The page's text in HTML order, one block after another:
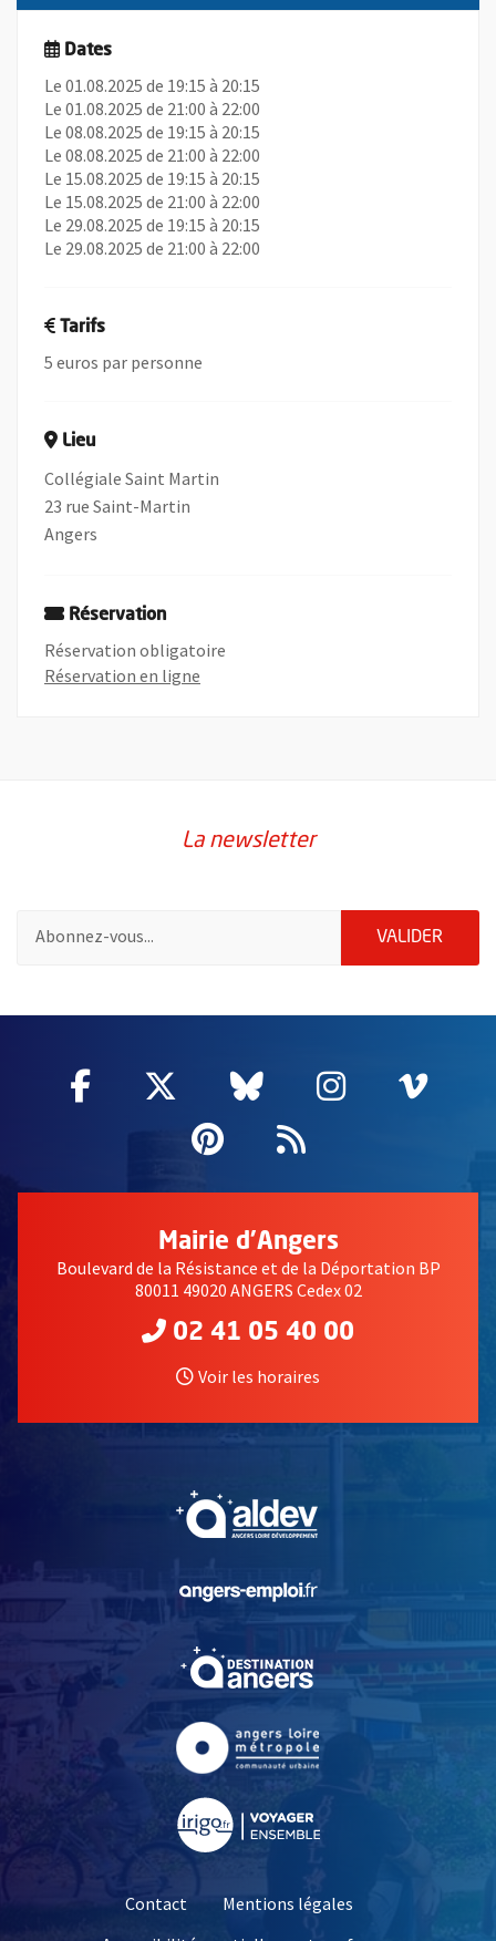
Dates
Le 01.08.2025 de 19:15 à 20:15
Le 01.08.2025 de 21:00 à 22:00
Le 08.08.2025 de 19:15 à 20:15
Le 08.08.2025 de 21:00 à 22:00
Le 15.08.2025 de 19:15 à 20:15
Le 15.08.2025 de 21:00 à 22:00
Le 29.08.2025 de 19:15 à 20:15
Le 29.08.2025 de 21:00 à 22:00
Tarifs
5 euros par personne
Lieu
Collégiale Saint Martin
23 rue Saint-Martin
Angers
Réservation
Réservation obligatoire
Réservation en ligne
La newsletter
VALIDER
Facebook
, Ouvre une nouvelle fenêtre
Twitter
, Ouvre une nouvelle
Bluesky
, Ouvre une
Instagram
, Ouvre
,
Pinterest
, Ouvre une
Flux RSS
Mairie d'Angers
Boulevard de la Résistance et de la Déportation BP
80011 49020 ANGERS Cedex 02
02 41 05 40 00
Voir les horaires
, Ouvre une nouvelle
, Ouvre une nouvelle
Contact
Mentions légales